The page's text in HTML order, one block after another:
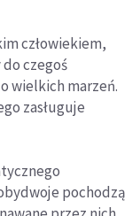
człowiekiem,
czegoś
wielkich marzeń.
zasługuje
pochodzą